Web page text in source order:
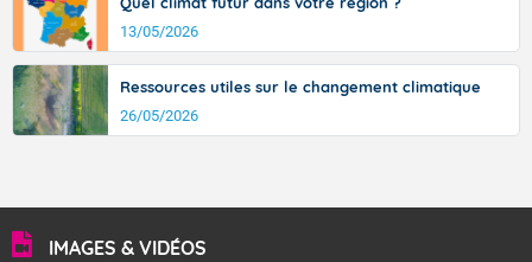
13/05/2026
Ressources utiles sur le changement climatique
26/05/2026
IMAGES & VIDÉOS